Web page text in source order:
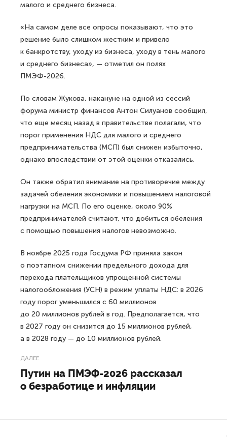
малого и среднего бизнеса.
«На самом деле все опросы показывают, что это
решение было слишком жестким и привело
к банкротству, уходу из бизнеса, уходу в тень малого
и среднего бизнеса», — отметил он полях
ПМЭФ-2026.
По словам Жукова, накануне на одной из сессий
форума министр финансов Антон Силуанов сообщил,
что еще месяц назад в правительстве полагали, что
порог применения НДС для малого и среднего
предпринимательства (МСП) был снижен избыточно,
однако впоследствии от этой оценки отказались.
Он также обратил внимание на противоречие между
задачей обеления экономики и повышением налоговой
нагрузки на МСП. По его оценке, около 90%
предпринимателей считают, что добиться обеления
с помощью повышения налогов невозможно.
В ноябре 2025 года Госдума РФ приняла закон
о поэтапном снижении предельного дохода для
перехода плательщиков упрощенной системы
налогообложения (УСН) в режим уплаты НДС: в 2026
году порог уменьшился с 60 миллионов
до 20 миллионов рублей в год. Предполагается, что
в 2027 году он снизится до 15 миллионов рублей,
а в 2028 году — до 10 миллионов рублей.
ДАЛЕЕ
Путин на ПМЭФ-2026 рассказал
о безработице и инфляции